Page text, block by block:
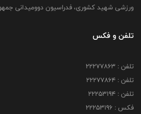
ورزشی شهید کشوری، فدراسیون دوومیدانی
تلفن و فکس
تلفن : 22277863
تلفن : 22277864
تلفن : 22253194
فکس : 22253196